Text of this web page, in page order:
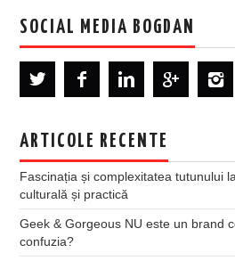
SOCIAL MEDIA BOGDAN
ARTICOLE RECENTE
Fascinația și complexitatea tutunului
culturală și practică
Geek & Gorgeous NU este un brand
confuzia?